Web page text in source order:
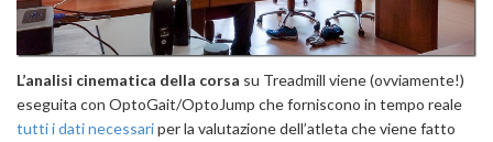
L’analisi cinematica della corsa su Treadmill viene (ovviamente!)
eseguita con OptoGait/OptoJump che forniscono in tempo reale
tutti i dati necessariper la valutazione dell’atleta che viene fatto